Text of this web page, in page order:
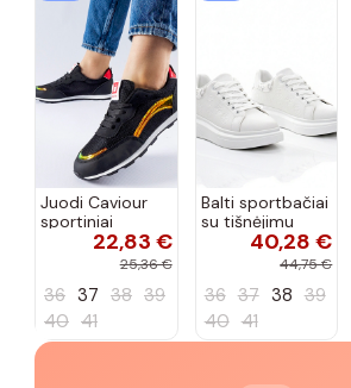
Juodi Caviour
sportiniai
sportbačiai22,83 €
25,36 €
36 37 38 39
40 41
Balti sportbačiai
su tišnėjimu
Peyton40,28 €
44,75 €
36 37 38 39
40 41